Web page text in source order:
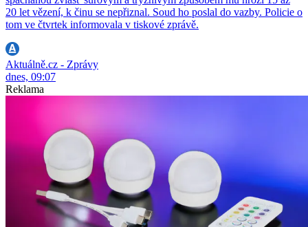
20 let vězení, k činu se nepřiznal. Soud ho poslal do vazby. Policie o
tom ve čtvrtek informovala v tiskové zprávě.
Aktuálně.cz - Zprávy
dnes, 09:07
Reklama